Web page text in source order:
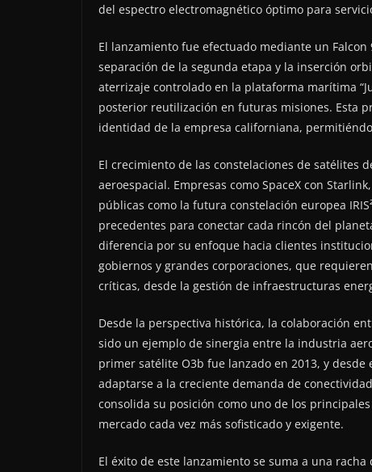
del espectro electromagnético óptimo para
El lanzamiento fue efectuado mediante un
separación de la segunda etapa y la inserción
aterrizaje controlado en la plataforma marítima
posterior reutilización en futuras misiones. Esta
identidad de la empresa californiana,
El crecimiento de las constelaciones de satélites
aeroespacial. Empresas como SpaceX con
públicas como la futura constelación europea
precedentes para conectar cada rincón del
diferencia por su enfoque hacia clientes
gobiernos y grandes corporaciones, que
críticas, desde la gestión de infraestructuras
Desde la perspectiva histórica, la colaboración
sido un ejemplo de sinergia entre la industria
primer satélite O3b fue lanzado en 2013, y
adaptarse a la creciente demanda de
consolida su posición como uno de los
mercado cada vez más sofisticado y exigente.
El éxito de este lanzamiento se suma a una